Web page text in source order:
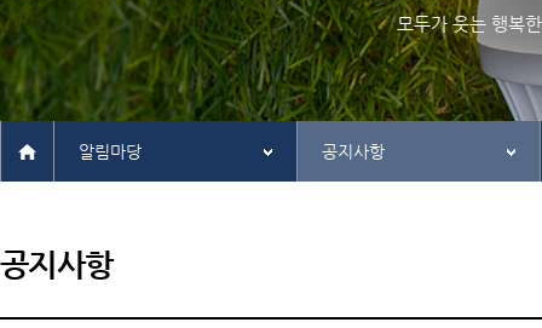
관련사이트
모두가 웃는 행복
알림마당 공지사항
공지사항